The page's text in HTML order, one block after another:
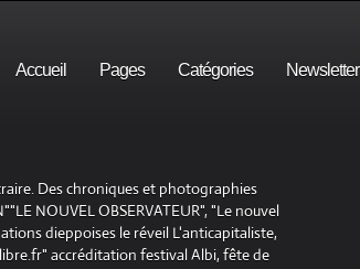
Accueil Pages Catégories Newsletter
Des chroniques et photographies
NOUVEL OBSERVATEUR", "Le nouvel
dieppoises le réveil L'anticapitaliste,
libre.fr" accréditation festival Albi, fête de